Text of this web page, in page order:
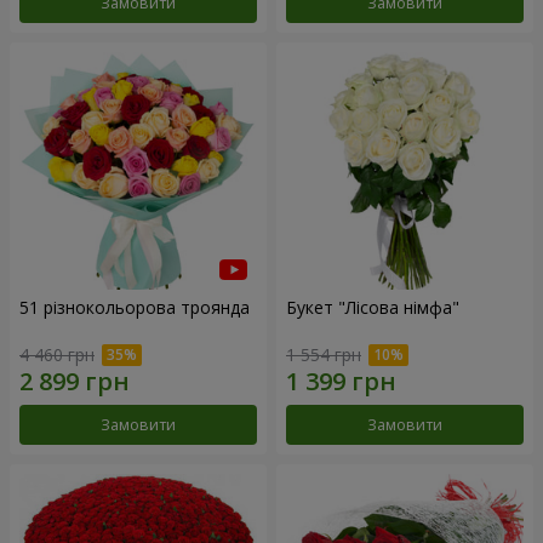
51 різнокольорова троянда
4 460 грн
Замовити
Букет "Лісова німфа"
1 554 грн
Замовити